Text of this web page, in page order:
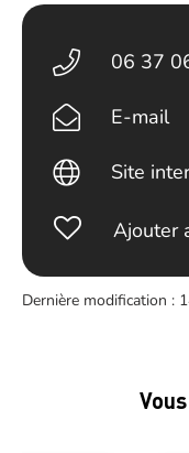
06 37
E-mail
Site
Ajouter
Dernière modification :